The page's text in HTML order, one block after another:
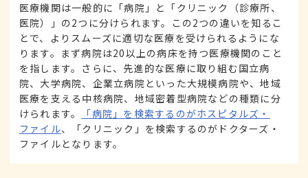
医療機関は一般的に「病院」と「クリニック（診療所、
医院）」の2つに分けられます。この2つの違いを知るこ
とで、よりスムーズに適切な医療を受けられるようにな
ります。まず病院は20以上の病床を持つ医療機関のこと
を指します。さらに、先進的な医療に取り組む国立病
院、大学病院、企業立病院といった大規模病院や、地域
医療を支える中核病院、地域密着型病院などの種類に分
けられます。
「病院」を検索するのがホスピタルズ・
ファイル、「クリニック」を検索するのがドクターズ・
ファイルとなります。